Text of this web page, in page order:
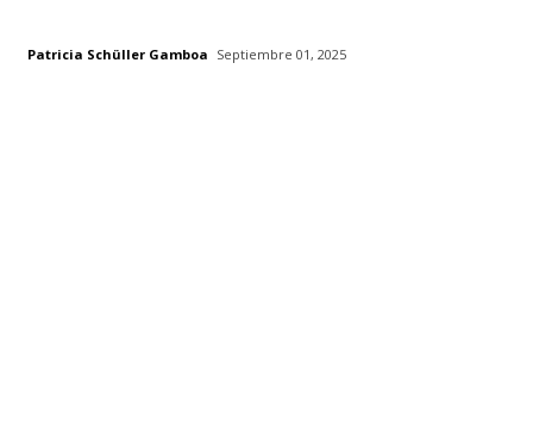
Patricia Schüller Gamboa Septiembre 01, 2025